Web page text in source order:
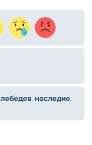
лебедев, наследие,